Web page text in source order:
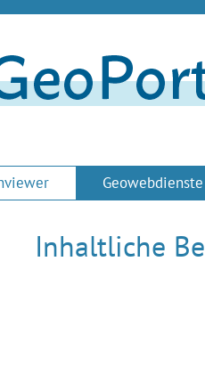
Geowebdienste
Inhaltliche